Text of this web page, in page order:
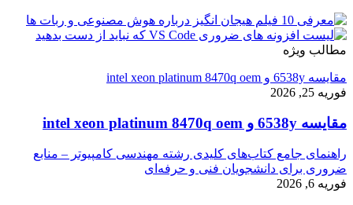
مطالب ویژه
مقایسه 6538y و intel xeon platinum 8470q oem
فوریه 25, 2026
مقایسه 6538y و intel xeon platinum 8470q oem
راهنمای جامع کتاب‌های کلیدی رشته مهندسی کامپیوتر – منابع
ضروری برای دانشجویان فنی و حرفه‌ای
فوریه 6, 2026